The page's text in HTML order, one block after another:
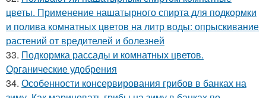
цветы. Применение нашатырного спирта для подкормки
и полива комнатных цветов на литр воды: опрыскивание
растений от вредителей и болезней
33. Подкормка рассады и комнатных цветов.
Органические удобрения
34. Особенности консервирования грибов в банках на